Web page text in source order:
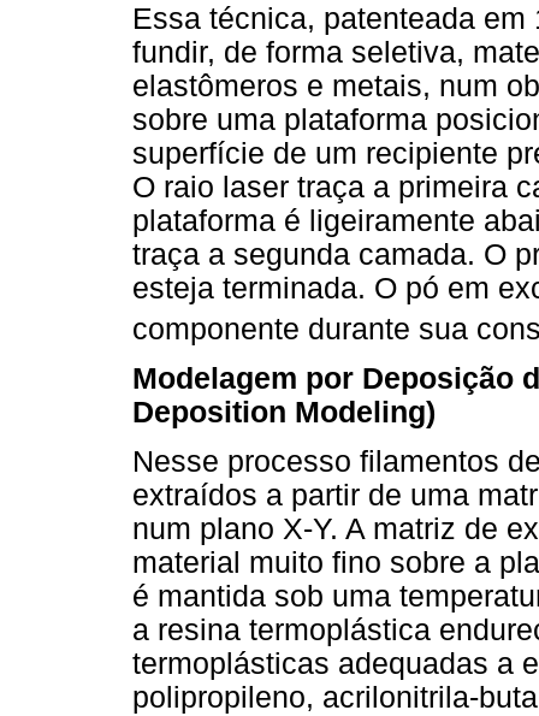
Essa técnica, patenteada
fundir, de forma seletiva,
elastômeros e metais, num
sobre uma plataforma
superfície de um recipiente
O raio laser traça a primeira
plataforma é ligeiramente
traça a segunda camada. O
esteja terminada. O pó em
componente durante sua
Modelagem por Deposição
Deposition Modeling)
Nesse processo filamentos
extraídos a partir de uma
num plano X-Y. A matriz de
material muito fino sobre a
é mantida sob uma
a resina termoplástica
termoplásticas adequadas a
polipropileno, acrilonitrila-